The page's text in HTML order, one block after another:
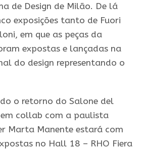
de Design de Milão. De lá
exposições tanto de Fuori
em que as peças da
expostas e lançadas na
do design representando o
o retorno do Salone del
em collab com a paulista
Marta Manente estará com
no Hall 18 – RHO Fiera